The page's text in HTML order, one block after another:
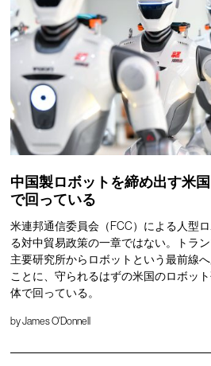
中国製ロボットを締め出す米
で回っている
米連邦通信委員会（FCC）による人型
る対中貿易政策の一章ではない。トラ
主要研究所からロボットという最前線
ことに、守られるはずの米国のロボッ
体で回っている。
byJames O'Donnell